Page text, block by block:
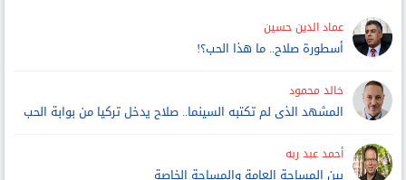
عماد الدين حسين
أسطورة صلاح.. ما هذا الحب؟!
خالد محمود
المشهد الذى لم تكتبه السينما.. صلاح يدخل تركيا من بوابة الحب
أحمد عبد ربه
بين المساحة العامة والمساحة الخاصة